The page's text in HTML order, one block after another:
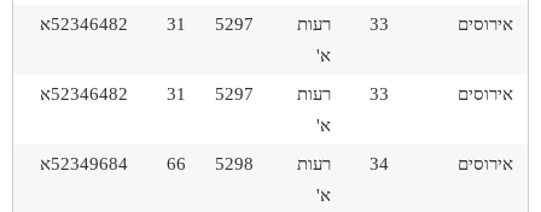
אירוסים 33
רעות
א'
5297
31 52346482א
אירוסים 33
רעות
א'
5297
31 52346482א
אירוסים 34
רעות
א'
5298
66 52349684א